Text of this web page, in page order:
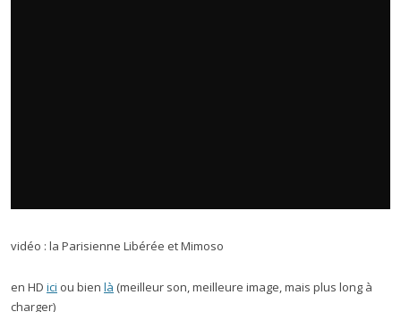
vidéo : la Parisienne Libérée et Mimoso
en HD ici ou bien là (meilleur son, meilleure image, mais plus long à
charger)